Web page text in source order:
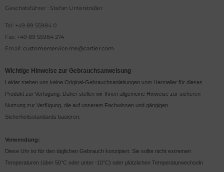
Geschätsführer : Stefan Unterstraßer
Tel: +49 89 55984 0
Fax: +49 89 55984 274
Email: customerservice.rne@cartier.com
Wichtige Hinweise zur Gebrauchsanweisung
Leider stehen uns keine Original-Gebrauchsanleitungen vom Hersteller für dieses
Produkt zur Verfügung. Daher stellen wir Ihnen allgemeine Hinweise zur sicheren
Nutzung zur Verfügung, die auf unserem Fachwissen und gängigen
Sicherheitsstandards basieren:
Verwendung:
Diese Uhr ist für den täglichen Gebrauch konzipiert. Sie sollte nicht extremen
Temperaturen (über 50°C oder unter -10°C) oder plötzlichen Temperaturwechseln